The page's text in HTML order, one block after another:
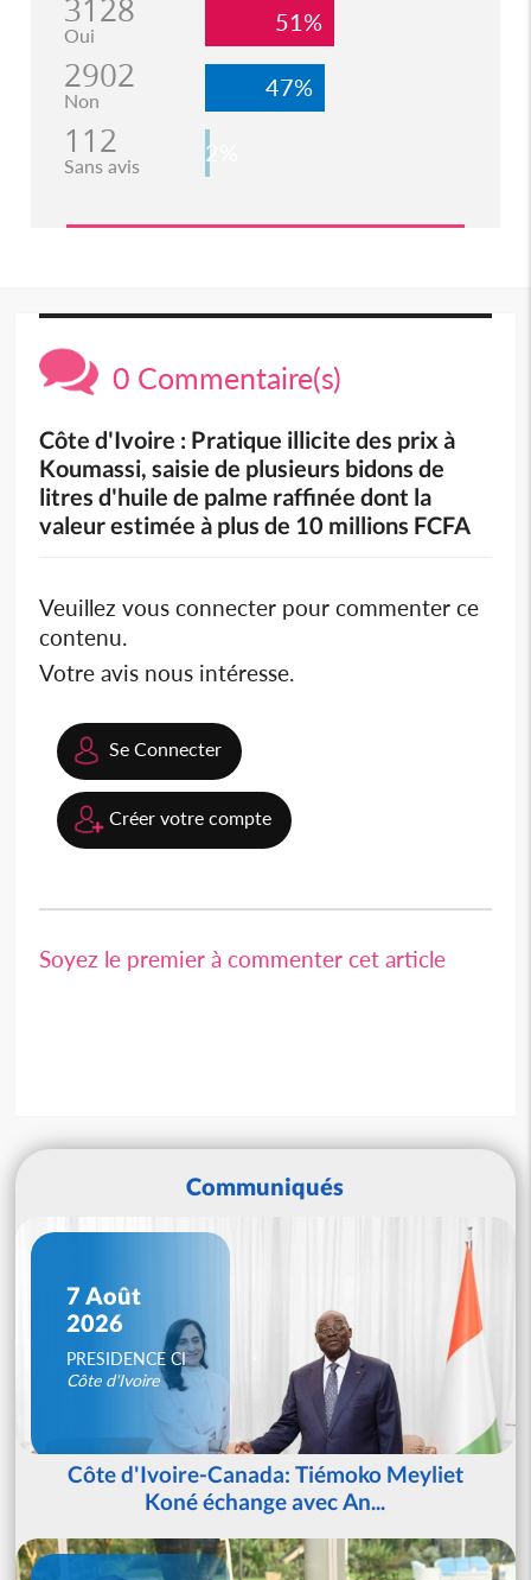
3128
Oui 51%
2902
Non 47%
112
Sans avis 2%
0 Commentaire(s)
Côte d'Ivoire : Pratique illicite des prix à
Koumassi, saisie de plusieurs bidons de
litres d'huile de palme raffinée dont la
valeur estimée à plus de 10 millions FCFA
Veuillez vous connecter pour commenter ce
contenu.
Votre avis nous intéresse.
Se Connecter
Créer votre compte
Soyez le premier à commenter cet article
Communiqués
7 Août
2026
PRESIDENCE CI
Côte d'Ivoire
Côte d'Ivoire-Canada: Tiémoko Meyliet
Koné échange avec An...